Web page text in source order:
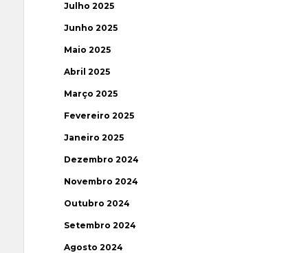
Julho 2025
Junho 2025
Maio 2025
Abril 2025
Março 2025
Fevereiro 2025
Janeiro 2025
Dezembro 2024
Novembro 2024
Outubro 2024
Setembro 2024
Agosto 2024